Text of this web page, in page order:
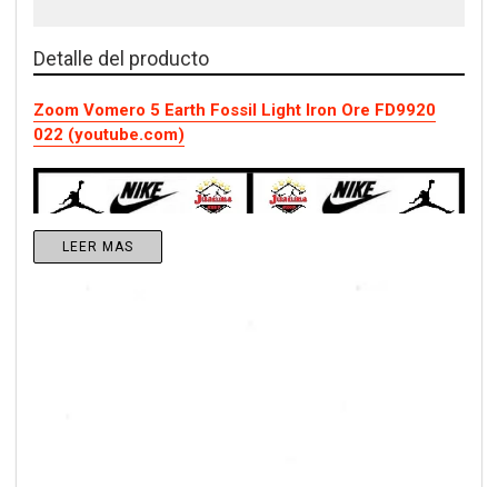
Detalle del producto
Zoom Vomero 5 Earth Fossil Light Iron Ore FD9920
022 (youtube.com)
LEER MAS